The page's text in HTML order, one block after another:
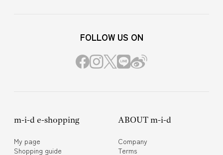
FOLLOW US ON
m-i-d e-shopping
My page
Shopping guide
ABOUT m-i-d
Company
Terms